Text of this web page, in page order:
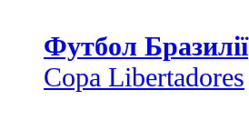
Футбол Бразилії
Copa Libertadores